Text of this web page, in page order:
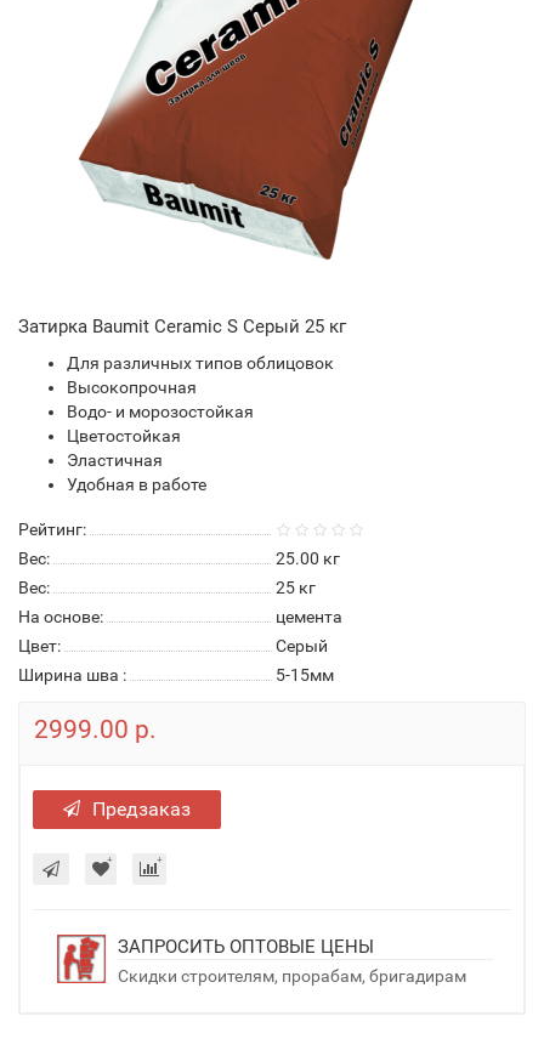
Затирка Baumit Ceramic S Серый 25 кг
Для различных типов облицовок
Высокопрочная
Водо- и морозостойкая
Цветостойкая
Эластичная
Удобная в работе
Рейтинг:
Вес:
25.00 кг
Вес:
25 кг
На основе:
цемента
Цвет:
Серый
Ширина шва :
5-15мм
2999.00 р.
Предзаказ
ЗАПРОСИТЬ ОПТОВЫЕ ЦЕНЫ
Скидки строителям, прорабам, бригадирам